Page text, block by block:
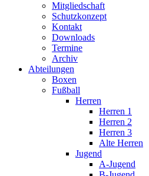
Mitgliedschaft
Schutzkonzept
Kontakt
Downloads
Termine
Archiv
Abteilungen
Boxen
Fußball
Herren
Herren 1
Herren 2
Herren 3
Alte Herren
Jugend
A-Jugend